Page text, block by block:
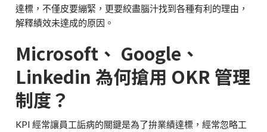
達標，不僅皮要繃緊，更要絞盡腦汁找到各種有利的理由，
解釋績效未達成的原因。
Microsoft、 Google、
Linkedin 為何搶用 OKR 管理
制度？
KPI 經常讓員工詬病的關鍵是為了拚業績達標，經常忽略工